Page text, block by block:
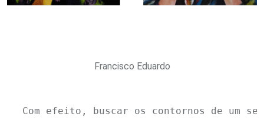
Francisco Eduardo
Com efeito, buscar os contornos de um